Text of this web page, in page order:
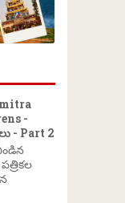
-
- Part 2